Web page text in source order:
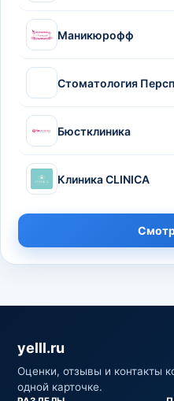
Маникюрофф
Стоматология
Бюстклиника
Клиника CLINICA
yelll.ru
Оценки, отзывы и контакты
одной карточке.